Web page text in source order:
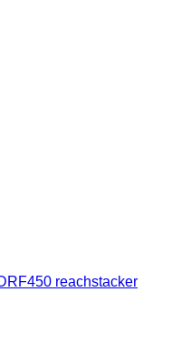
reachstacker